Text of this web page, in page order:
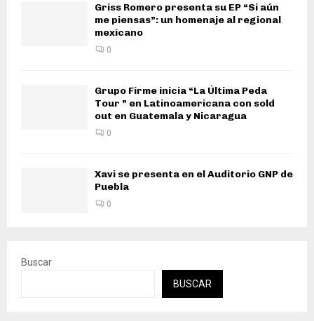
Griss Romero presenta su EP “Si aún
me piensas”: un homenaje al regional
mexicano
0
Grupo Firme inicia “La Última Peda
Tour ” en Latinoamericana con sold
out en Guatemala y Nicaragua
0
Xavi se presenta en el Auditorio GNP de
Puebla
0
Buscar
BUSCAR